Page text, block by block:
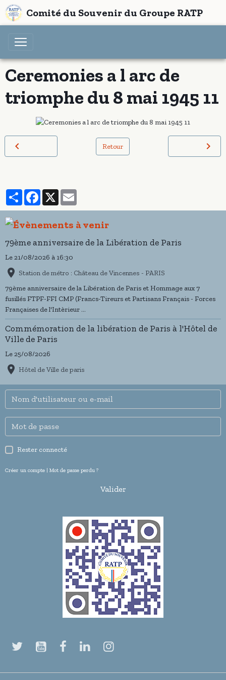
Comité du Souvenir du Groupe RATP
Ceremonies a l arc de
triomphe du 8 mai 1945 11
Retour
PartagerFacebook
X
79ème anniversaire de la Libération de Paris
Le 21/08/2026 à 16:30
Station de métro : Château de Vincennes - PARIS
79ème anniversaire de la Libération de Paris et Hommage aux 7
fusillés FTPF-FFI CMP (Francs-Tireurs et Partisans Français - Forces
Françaises de l'Intèrieur ...
Commémoration de la libération de Paris à l'Hôtel de
Ville de Paris
Le 25/08/2026
Hôtel de Ville de paris
Rester connecté
Créer un compte | Mot de passe perdu ?
Valider